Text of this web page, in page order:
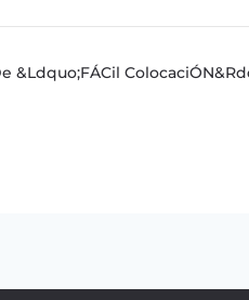
&Ldquo;FÁCil